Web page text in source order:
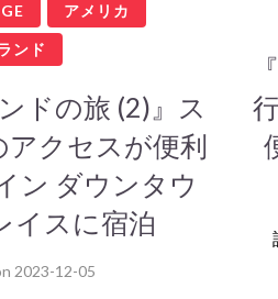
アメリカ
ンド
ドの旅 (2)』ス
アクセスが便利
ン ダウンタウ
イスに宿泊
2023-12-05